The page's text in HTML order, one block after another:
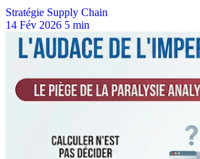
Stratégie Supply Chain
14 Fév 2026 5 min